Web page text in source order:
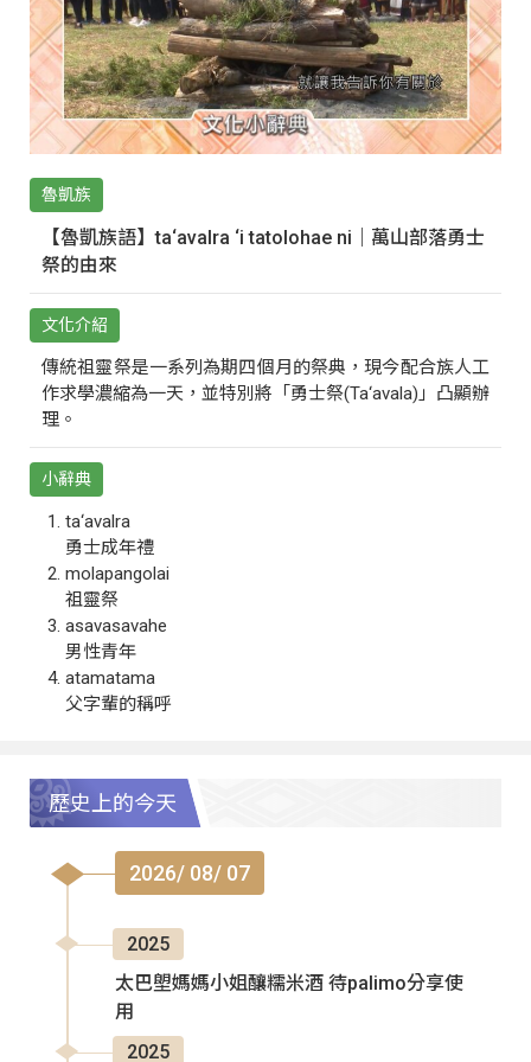
魯凱族
【魯凱族語】ta‘avalra ‘i tatolohae ni｜萬山部落勇士
祭的由來
文化介紹
傳統祖靈祭是一系列為期四個月的祭典，現今配合族人工
作求學濃縮為一天，並特別將「勇士祭(Ta‘avala)」凸顯辦
理。
小辭典
ta‘avalra
勇士成年禮
molapangolai
祖靈祭
asavasavahe
男性青年
atamatama
父字輩的稱呼
歷史上的今天
2026/ 08/ 07
2025
太巴塱媽媽小姐釀糯米酒 待palimo分享使
用
2025